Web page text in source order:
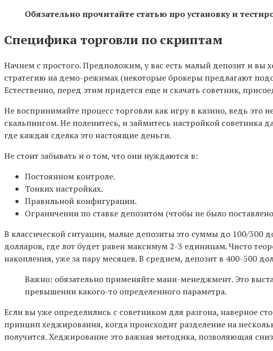
Обязательно прочитайте статью про установку и
Специфика торговли по скриптам
Начнем с простого. Предположим, у вас есть малый депозит и вы
стратегию на демо-режимах (некоторые брокеры предлагают
Естественно, перед этим придется еще и скачать советник,
Не воспринимайте процесс торговли как игру в казино, ведь это
скальпингом. Не поленитесь, и займитесь настройкой
где каждая сделка это настоящие деньги.
Не стоит забывать и о том, что они нуждаются в:
Постоянном контроле.
Тонких настройках.
Правильной конфигурации.
Ограничении по ставке депозитом (чтобы не было поставлено
В классической ситуации, малые депозиты это суммы до 100/300
долларов, где лот будет равен максимум 2-3 единицам. Чисто
накопления, уже за пару месяцев. В среднем, депозит в 400-500
Важно: обязательно применяйте мани-менеджмент. Это
превышении какого-то определенного параметра.
Если вы уже определились с советником для разгона, наверное
принцип хеджирования, когда происходит разделение на
получится. Хеджирование это важная методика, позволяющая